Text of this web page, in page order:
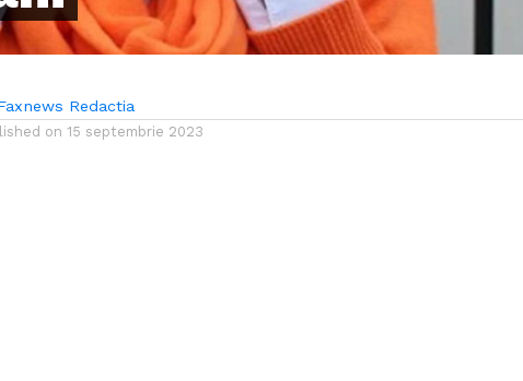
Redactia
on 15 septembrie 2023